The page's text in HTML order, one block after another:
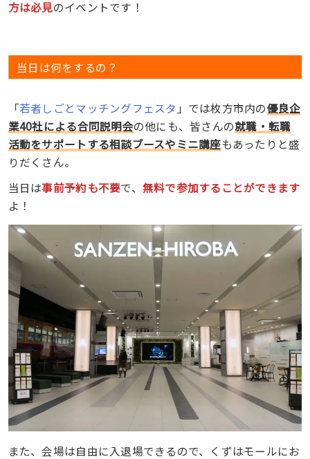
方は必見のイベントです！
当日は何をするの？
「若者しごとマッチングフェスタ 」では枚方市内の優良企
業40社による合同説明会の他にも、皆さんの就職・転職
活動をサポートする相談ブースやミニ講座もあったりと盛
りだくさん。
当日は事前予約も不要で、 無料で参加することができます
よ！
また、会場は自由に入退場できるので、くずはモールにお